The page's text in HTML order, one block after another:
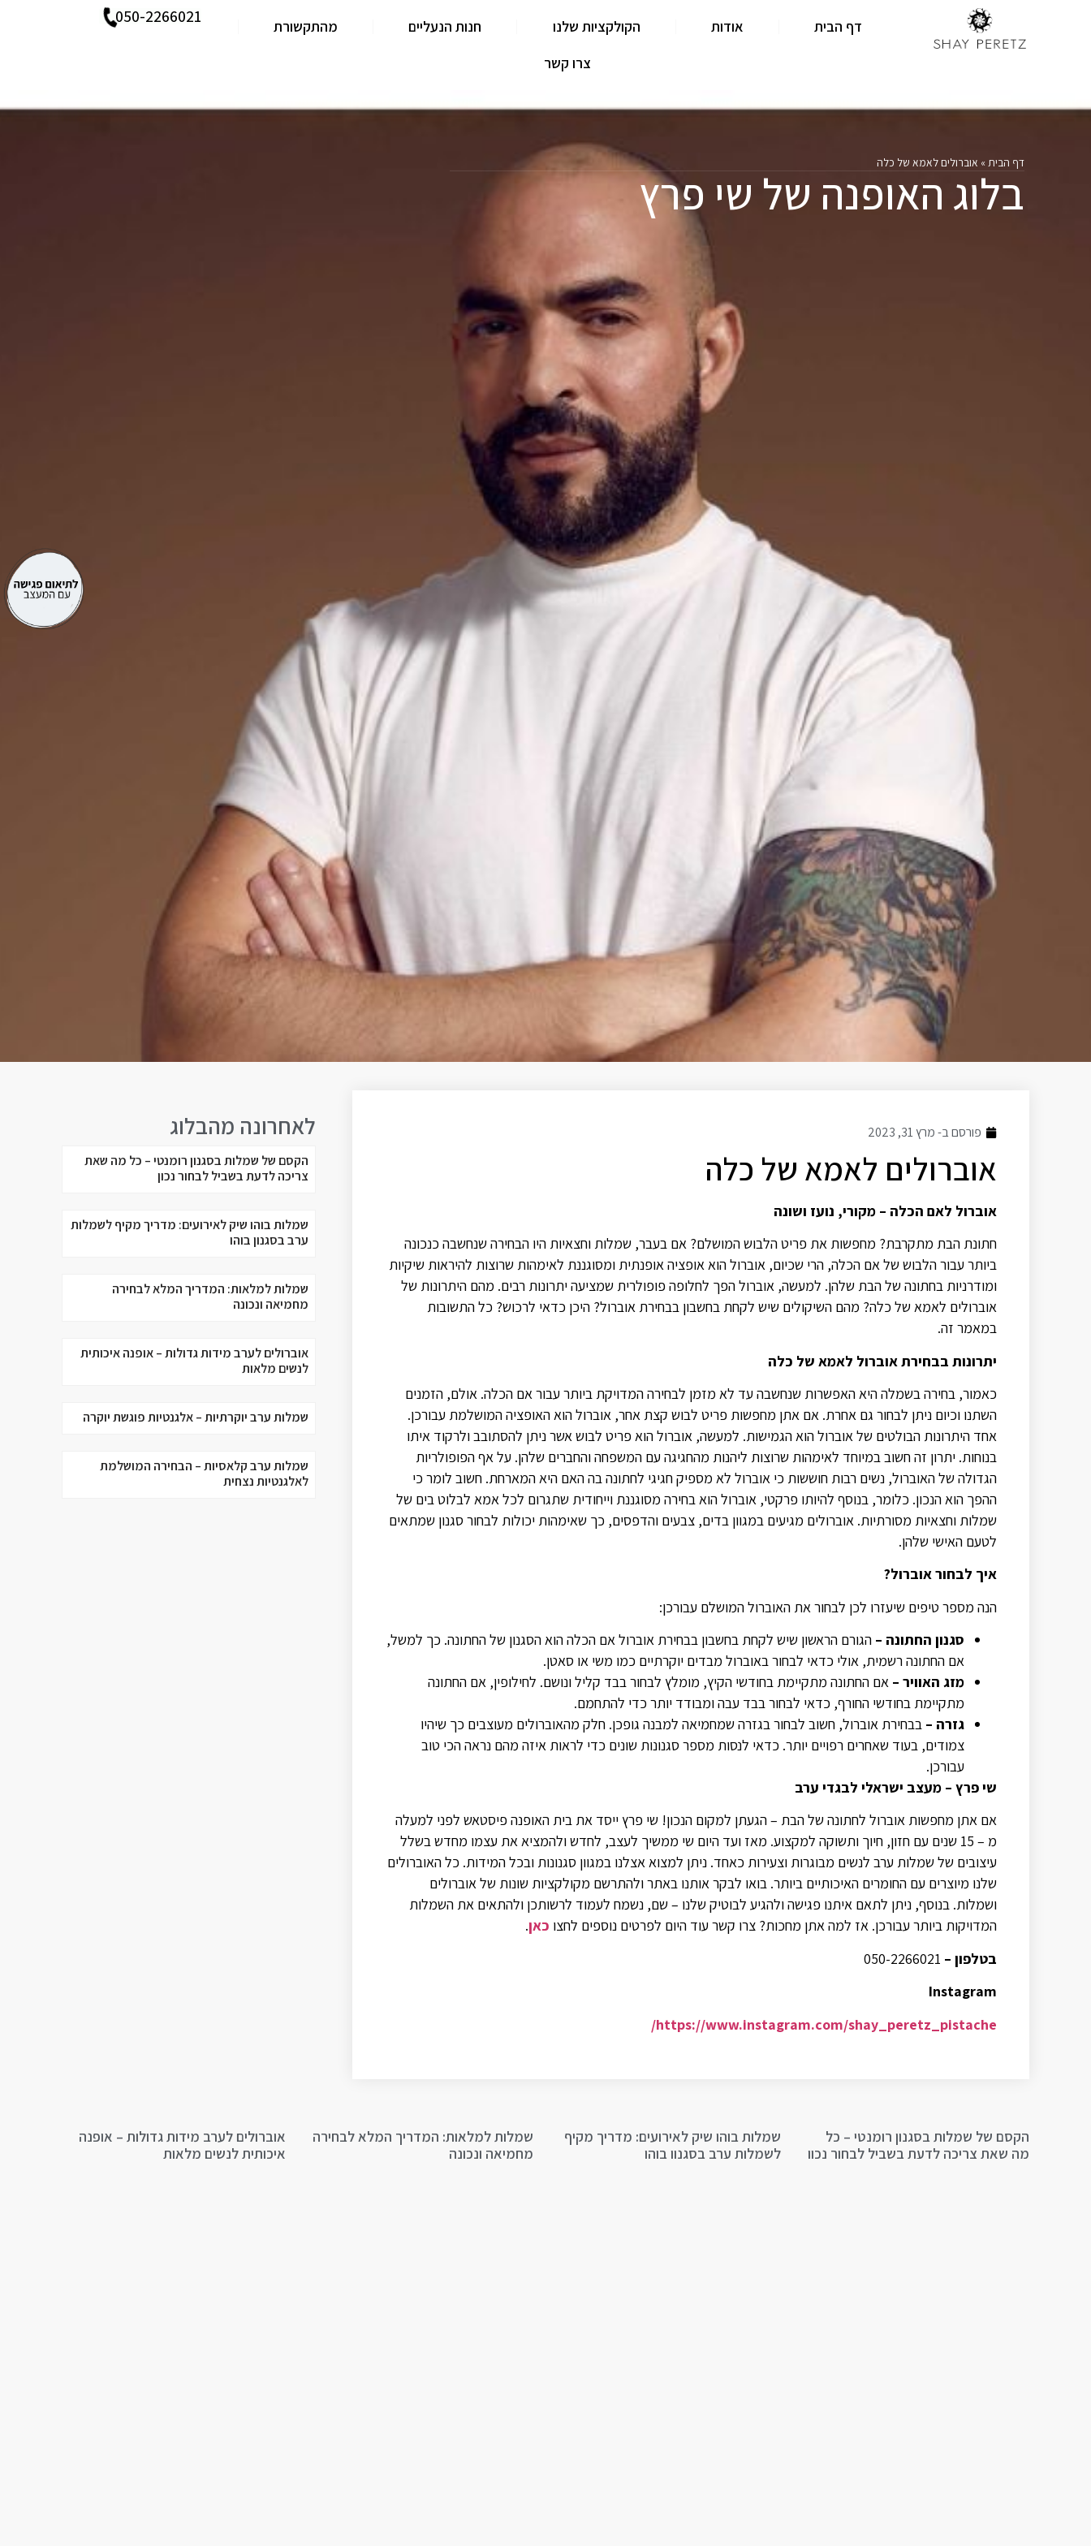
דף הבית אודות הקולקציות שלנו חנות הנעליים
מהתקשורת
צרו קשר
050-2266021
דף הבית » אוברולים לאמא של כלה
בלוג האופנה של שי פרץ
פורסם ב-מרץ 31, 2023
אוברולים לאמא של כלה
אוברול לאם הכלה – מקורי, נועז ושונה
חתונת הבת מתקרבת? מחפשות את פריט הלבוש המושלם? אם בעבר, שמלות וחצאיות היו הבחירה שנחשבה כנכונה
ביותר עבור הלבוש של אם הכלה, הרי שכיום, אוברול הוא אופציה אופנתית ומסוגננת לאימהות שרוצות להיראות שיקיות
ומודרניות בחתונה של הבת שלהן. למעשה, אוברול הפך לחלופה פופולרית שמציעה יתרונות רבים. מהם היתרונות של
אוברולים לאמא של כלה? מהם השיקולים שיש לקחת בחשבון בבחירת אוברול? היכן כדאי לרכוש? כל התשובות
במאמר זה.
יתרונות בבחירת אוברול לאמא של כלה
כאמור, בחירה בשמלה היא האפשרות שנחשבה עד לא מזמן לבחירה המדויקת ביותר עבור אם הכלה. אולם, הזמנים
השתנו וכיום ניתן לבחור גם אחרת. אם אתן מחפשות פריט לבוש קצת אחר, אוברול הוא האופציה המושלמת עבורכן.
אחד היתרונות הבולטים של אוברול הוא הגמישות. למעשה, אוברול הוא פריט לבוש אשר ניתן להסתובב ולרקוד איתו
בנוחות. יתרון זה חשוב במיוחד לאימהות שרוצות ליהנות מהחגיגה עם המשפחה והחברים שלהן. על אף הפופולריות
הגדולה של האוברול, נשים רבות חוששות כי אוברול לא מספיק חגיגי לחתונה בה האם היא המארחת. חשוב לומר כי
ההפך הוא הנכון. כלומר, בנוסף להיותו פרקטי, אוברול הוא בחירה מסוגננת וייחודית שתגרום לכל אמא לבלוט בים של
שמלות וחצאיות מסורתיות. אוברולים מגיעים במגוון בדים, צבעים והדפסים, כך שאימהות יכולות לבחור סגנון שמתאים
לטעם האישי שלהן.
איך לבחור אוברול?
הנה מספר טיפים שיעזרו לכן לבחור את האוברול המושלם עבורכן:
סגנון החתונה –הגורם הראשון שיש לקחת בחשבון בבחירת אוברול אם הכלה הוא הסגנון של החתונה. כך למשל,
אם החתונה רשמית, אולי כדאי לבחור באוברול מבדים יוקרתיים כמו משי או סאטן.
מזג האוויר – אם החתונה מתקיימת בחודשי הקיץ, מומלץ לבחור בבד קליל ונושם. לחילופין, אם החתונה
מתקיימת בחודשי החורף, כדאי לבחור בבד עבה ומבודד יותר כדי להתחמם.
גזרה – בבחירת אוברול, חשוב לבחור בגזרה שמחמיאה למבנה גופכן. חלק מהאוברולים מעוצבים כך שיהיו
צמודים, בעוד שאחרים רפויים יותר. כדאי לנסות מספר סגנונות שונים כדי לראות איזה מהם נראה הכי טוב
עבורכן.
שי פרץ – מעצב ישראלי לבגדי ערב
אם אתן מחפשות אוברול לחתונה של הבת – הגעתן למקום הנכון! שי פרץ ייסד את בית האופנה פיסטאש לפני למעלה
מ – 15 שנים עם חזון, חיוך ותשוקה למקצוע. מאז ועד היום שי ממשיך לעצב, לחדש ולהמציא את עצמו מחדש בשלל
עיצובים של שמלות ערב לנשים מבוגרות וצעירות כאחד. ניתן למצוא אצלנו במגוון סגנונות ובכל המידות. כל האוברולים
שלנו מיוצרים עם החומרים האיכותיים ביותר. בואו לבקר אותנו באתר ולהתרשם מקולקציות שונות של אוברולים
ושמלות. בנוסף, ניתן לתאם איתנו פגישה ולהגיע לבוטיק שלנו – שם, נשמח לעמוד לרשותכן ולהתאים את השמלות
המדויקות ביותר עבורכן. אז למה אתן מחכות? צרו קשר עוד היום לפרטים נוספים לחצו כאן.
בטלפון – 050-2266021
Instagram
https://www.instagram.com/shay_peretz_pistache/
לאחרונה מהבלוג
הקסם של שמלות בסגנון רומנטי – כל מה שאת
צריכה לדעת בשביל לבחור נכון
שמלות בוהו שיק לאירועים: מדריך מקיף לשמלות
ערב בסגנון בוהו
שמלות למלאות: המדריך המלא לבחירה
מחמיאה ונכונה
אוברולים לערב מידות גדולות – אופנה איכותית
לנשים מלאות
שמלות ערב יוקרתיות – אלגנטיות פוגשת יוקרה
שמלות ערב קלאסיות – הבחירה המושלמת
לאלגנטיות נצחית
הקסם של שמלות בסגנון רומנטי – כל
מה שאת צריכה לדעת בשביל לבחור נכון
שמלות בוהו שיק לאירועים: מדריך מקיף
לשמלות ערב בסגנון בוהו
שמלות למלאות: המדריך המלא לבחירה
מחמיאה ונכונה
אוברולים לערב מידות גדולות – אופנה
איכותית לנשים מלאות